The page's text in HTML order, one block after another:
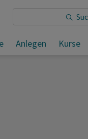
Anlegen Kurse